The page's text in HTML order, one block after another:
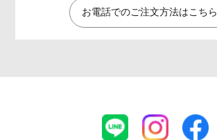
お電話でのご注文方法はこちら